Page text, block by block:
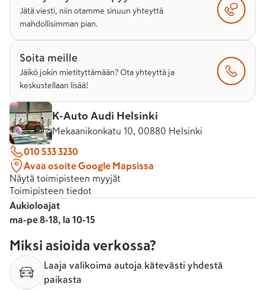
Jätä viesti, niin otamme sinuun yhteyttä
mahdollisimman pian.
Soita meille
Jäikö jokin mietityttämään? Ota yhteyttä ja
keskustellaan lisää!
K-Auto Audi Helsinki
Mekaanikonkatu 10, 00880 Helsinki
010 533 3230
Avaa osoite Google Mapsissa
Näytä toimipisteen myyjät
Toimipisteen tiedot
Aukioloajat
ma-pe 8-18, la 10-15
Miksi asioida verkossa?
Laaja valikoima autoja kätevästi yhdestä
paikasta